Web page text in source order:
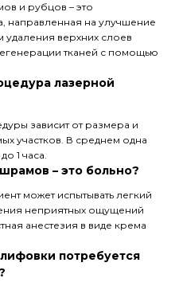
и рубцов – это
направленная на улучшение
удаления верхних слоев
тканей с помощью
лазерной
зависит от размера и
участков. В среднем одна
1 часа.
– это больно?
может испытывать легкий
неприятных ощущений
анестезия в виде крема
потребуется